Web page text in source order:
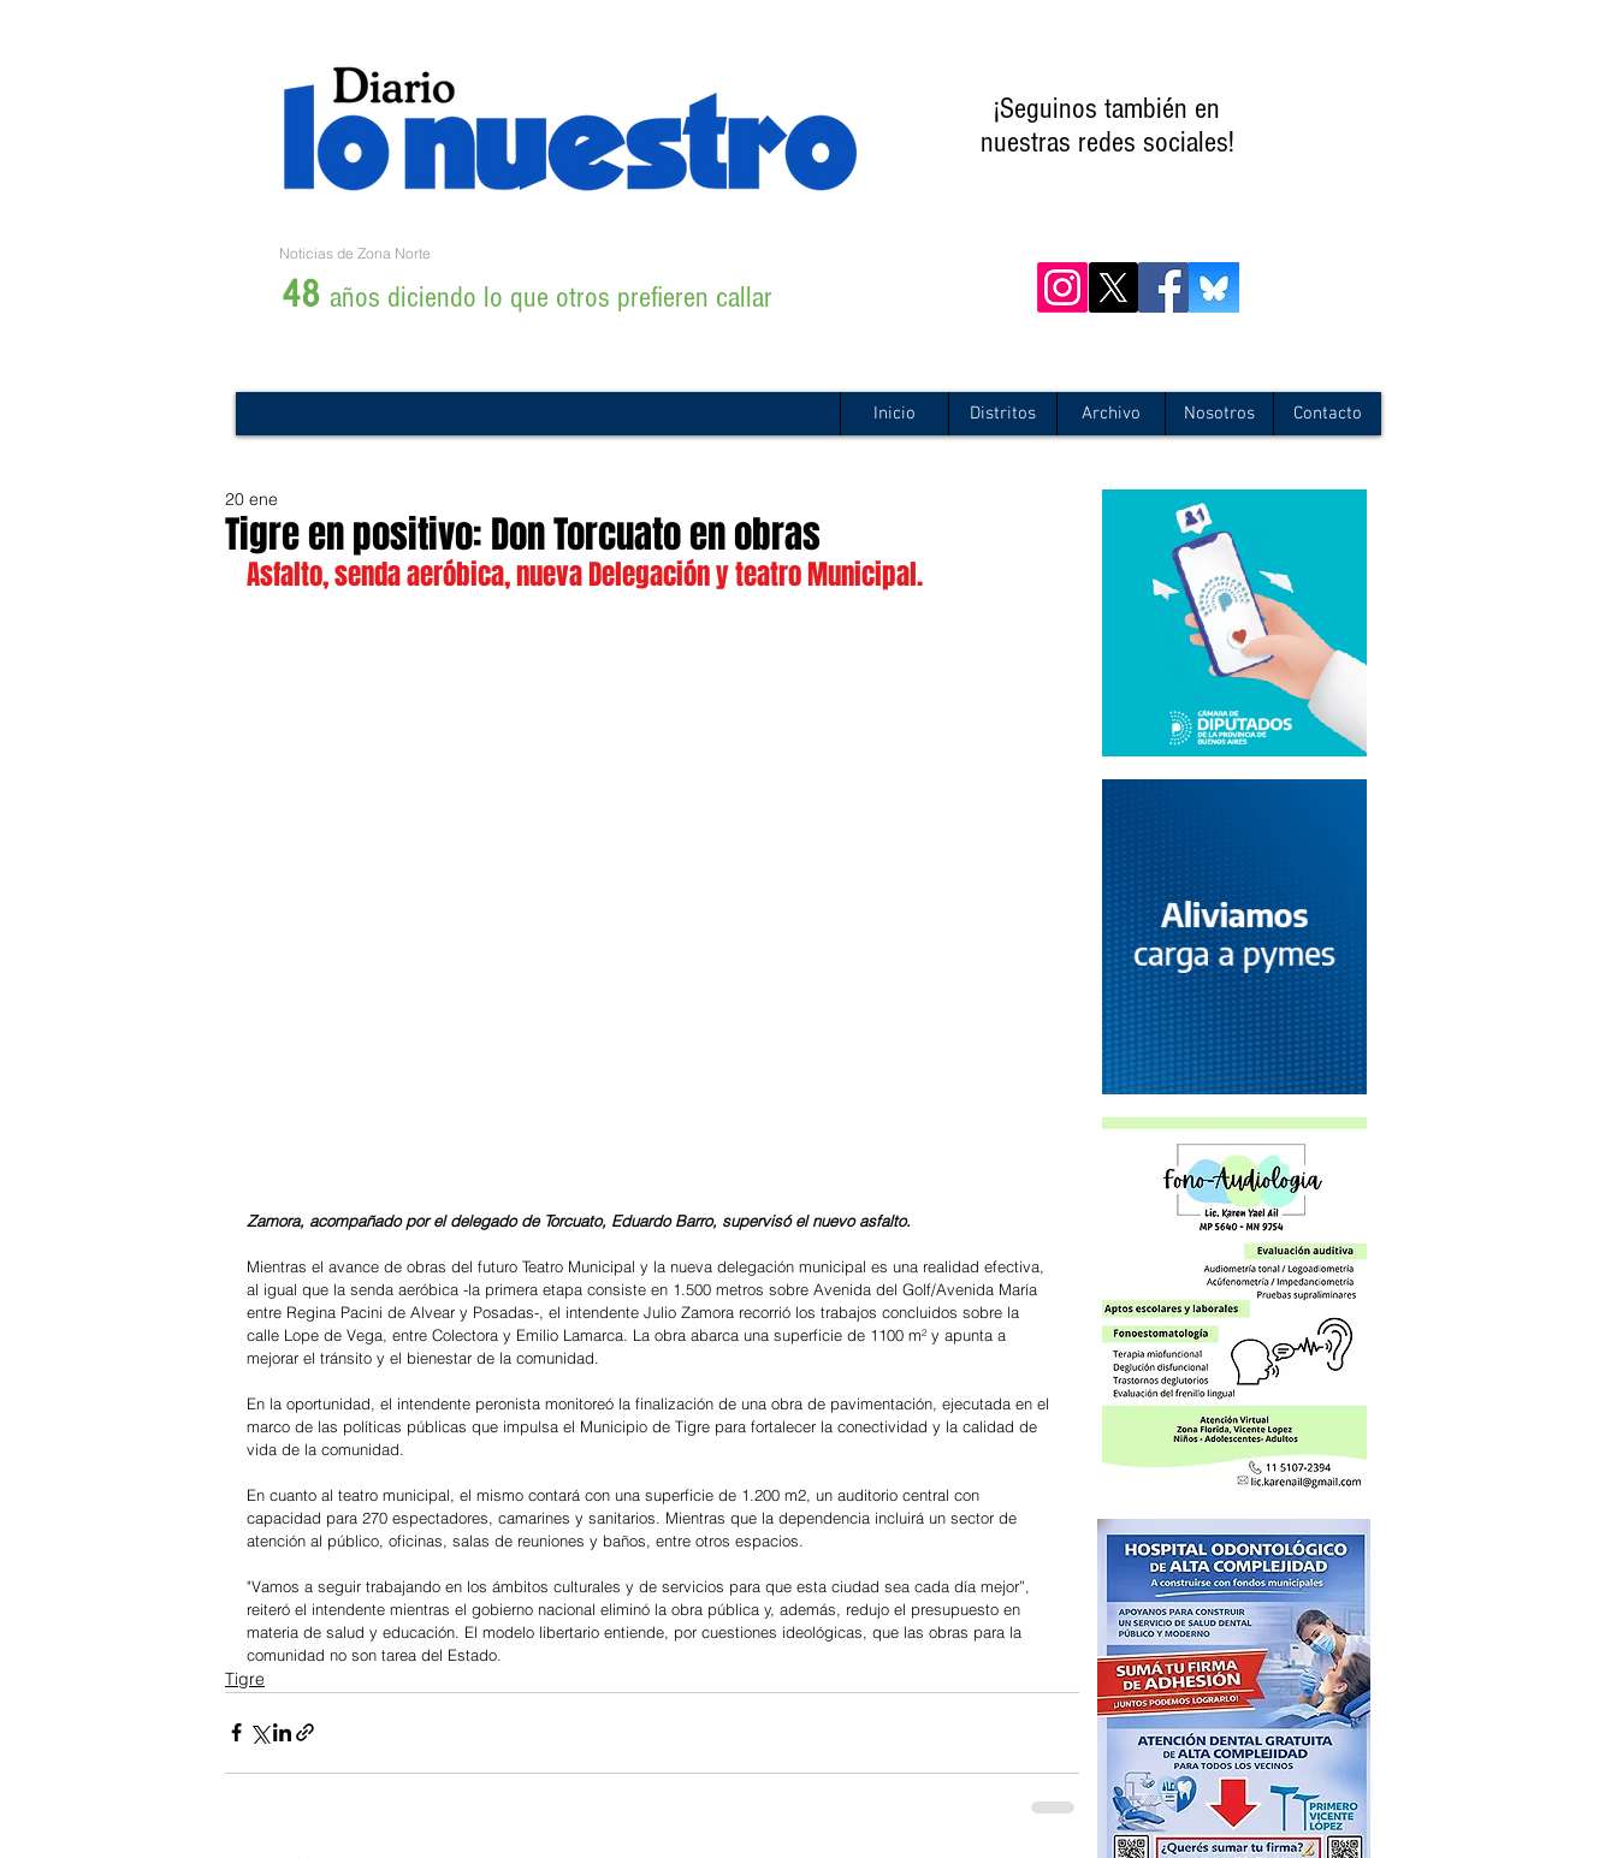
¡Seguinos también en
nuestras redes sociales!
Noticias de Zona Norte
48 años diciendo lo que otros prefieren callar
Inicio Distritos Archivo Nosotros Contacto
Tigre en positivo: Don Torcuato en obras
20 ene
Asfalto, senda aeróbica, nueva Delegación y teatro Municipal.
Zamora, acompañado por el delegado de Torcuato, Eduardo Barro, supervisó el nuevo asfalto.
Mientras el avance de obras del futuro Teatro Municipal y la nueva delegación municipal es una realidad efectiva,
al igual que la senda aeróbica -la primera etapa consiste en 1.500 metros sobre Avenida del Golf/Avenida María
entre Regina Pacini de Alvear y Posadas-, el intendente Julio Zamora recorrió los trabajos concluidos sobre la
calle Lope de Vega, entre Colectora y Emilio Lamarca. La obra abarca una superficie de 1100 m² y apunta a
mejorar el tránsito y el bienestar de la comunidad.
En la oportunidad, el intendente peronista monitoreó la finalización de una obra de pavimentación, ejecutada en el
marco de las políticas públicas que impulsa el Municipio de Tigre para fortalecer la conectividad y la calidad de
vida de la comunidad.
En cuanto al teatro municipal, el mismo contará con una superficie de 1.200 m2, un auditorio central con
capacidad para 270 espectadores, camarines y sanitarios. Mientras que la dependencia incluirá un sector de
atención al público, oficinas, salas de reuniones y baños, entre otros espacios.
"Vamos a seguir trabajando en los ámbitos culturales y de servicios para que esta ciudad sea cada día mejor”,
reiteró el intendente mientras el gobierno nacional eliminó la obra pública y, además, redujo el presupuesto en
materia de salud y educación. El modelo libertario entiende, por cuestiones ideológicas, que las obras para la
comunidad no son tarea del Estado.
Tigre